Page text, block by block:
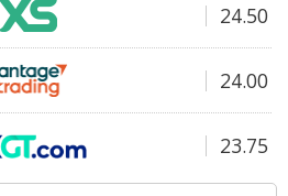
24.50
24.00
23.75